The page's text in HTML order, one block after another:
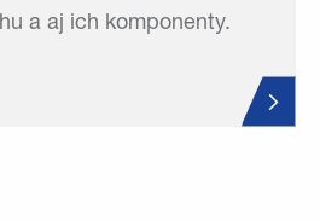
a aj ich komponenty.